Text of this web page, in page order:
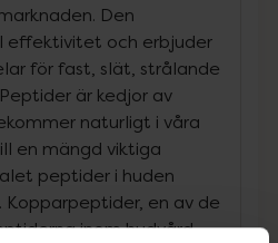
Den
effektivitet och erbjuder
för fast, slät, strålande
är kedjor av
naturligt i våra
en mängd viktiga
peptider i huden
Kopparpeptider, en av de
inom hudvård,